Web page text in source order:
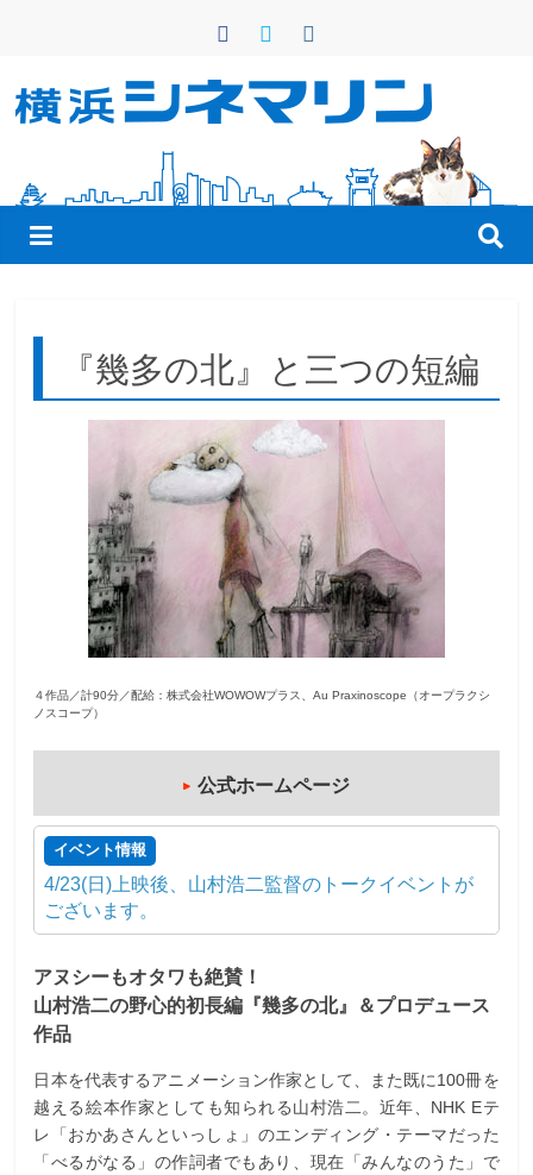
ン
横
浜
シ
ネ
マ
こ
で
『幾多の北』と三つの短編
４作品／計90分／配給：株式会社WOWOWプラス、Au Praxinoscope（オープラクシ
ノスコープ）
公式ホームページ
イベント情報
4/23(日)上映後、山村浩二監督のトークイベントが
ございます。
アヌシーもオタワも絶賛！
山村浩二の野心的初長編『幾多の北』＆プロデュース
作品
日本を代表するアニメーション作家として、また既に100冊を
越える絵本作家としても知られる山村浩二。近年、NHK Eテ
レ「おかあさんといっしょ」のエンディング・テーマだった
「べるがなる」の作詞者でもあり、現在「みんなのうた」で